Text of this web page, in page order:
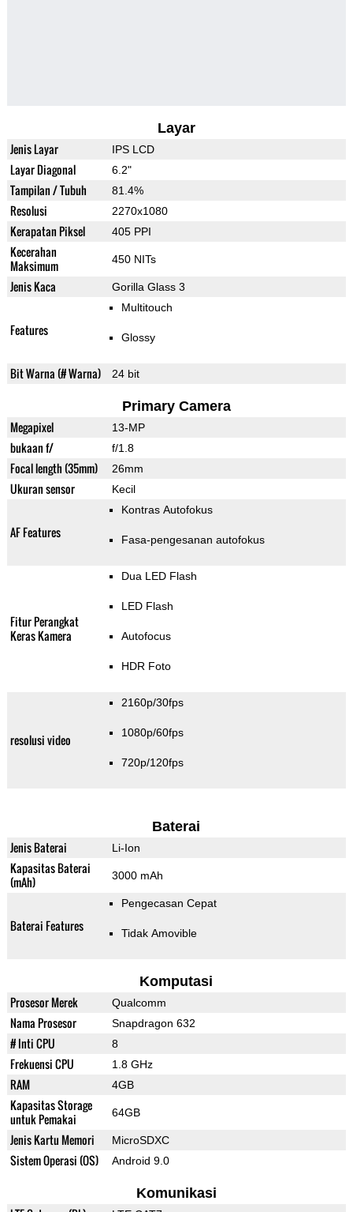
Layar
Jenis Layar IPS LCD
Layar Diagonal 6.2"
Tampilan / Tubuh 81.4%
Resolusi 2270x1080
Kerapatan Piksel 405 PPI
Kecerahan
Maksimum
450 NITs
Jenis Kaca Gorilla Glass 3
Features
Multitouch
Glossy
Bit Warna (# Warna) 24 bit
Primary Camera
Megapixel 13-MP
bukaan f/ f/1.8
Focal length (35mm) 26mm
Ukuran sensor Kecil
AF Features
Kontras Autofokus
Fasa-pengesanan autofokus
Fitur Perangkat
Keras Kamera
Dua LED Flash
LED Flash
Autofocus
HDR Foto
resolusi video
2160p/30fps
1080p/60fps
720p/120fps
Baterai
Jenis Baterai Li-Ion
Kapasitas Baterai
(mAh)
3000 mAh
Baterai Features
Pengecasan Cepat
Tidak Amovible
Komputasi
Prosesor Merek Qualcomm
Nama Prosesor Snapdragon 632
# Inti CPU 8
Frekuensi CPU 1.8 GHz
RAM 4GB
Kapasitas Storage
untuk Pemakai
64GB
Jenis Kartu Memori MicroSDXC
Sistem Operasi (OS) Android 9.0
Komunikasi